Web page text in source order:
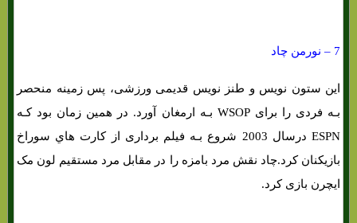
7 – نورمن چاد
این ستون نویس و طنز نویس قدیمی ورزشی، پس زمینه منحصر
بـه فردی را برای WSOP بـه ارمغان آورد. در همین زمان بود کـه
ESPN درسال 2003 شروع بـه فیلم برداری از کارت هاي‌ سوراخ
بازیکنان کرد.چاد نقش مرد بامزه را در مقابل مرد مستقیم لون مک
ایچرن بازی کرد.